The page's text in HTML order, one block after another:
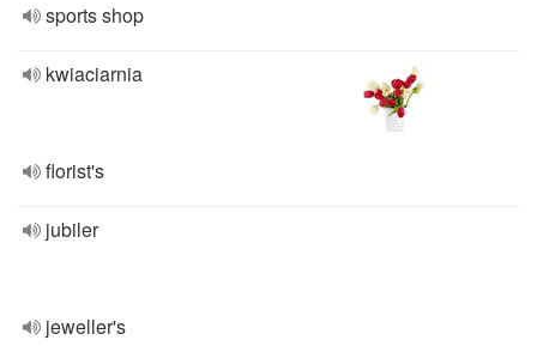
sports shop
kwiaciarnia
florist's
jubiler
jeweller's